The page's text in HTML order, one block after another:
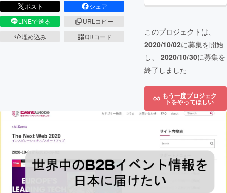
ポスト
シェア
LINEで送る
URLコピー
埋め込み
QRコード
このプロジェクトは、
2020/10/02に募集を開始
し、 2020/10/30に募集を
終了しました
もう一度プロジェク
トをやってほしい